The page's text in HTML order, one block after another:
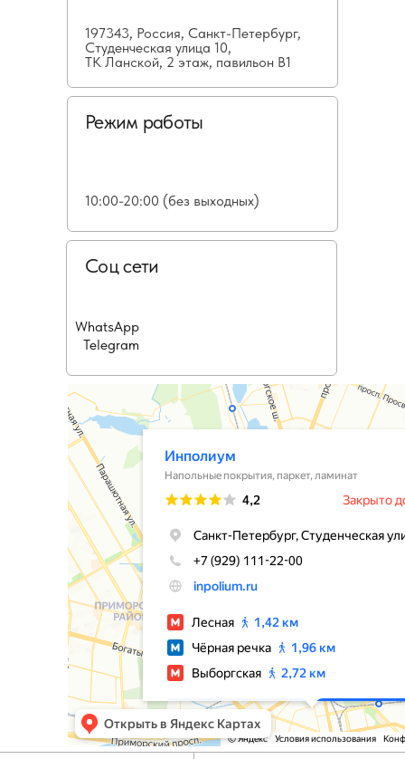
197343, Россия, Санкт-Петербург,
Студенческая улица 10,
ТК Ланской, 2 этаж, павильон В1
Режим работы
10:00-20:00 (без выходных)
Соц сети
WhatsApp
Telegram